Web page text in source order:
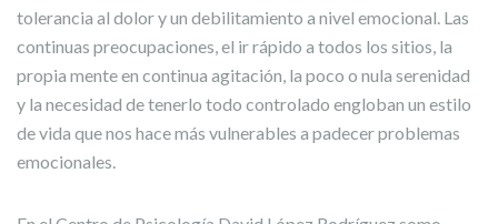
tolerancia al dolor y un debilitamiento a nivel emocional. Las
continuas preocupaciones, el ir rápido a todos los sitios, la
propia mente en continua agitación, la poco o nula serenidad
y la necesidad de tenerlo todo controlado engloban un estilo
de vida que nos hace más vulnerables a padecer problemas
emocionales.